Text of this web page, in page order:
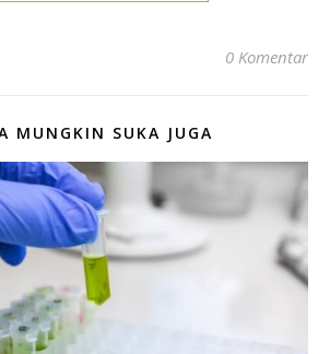
0 Komentar
MUNGKIN SUKA JUGA